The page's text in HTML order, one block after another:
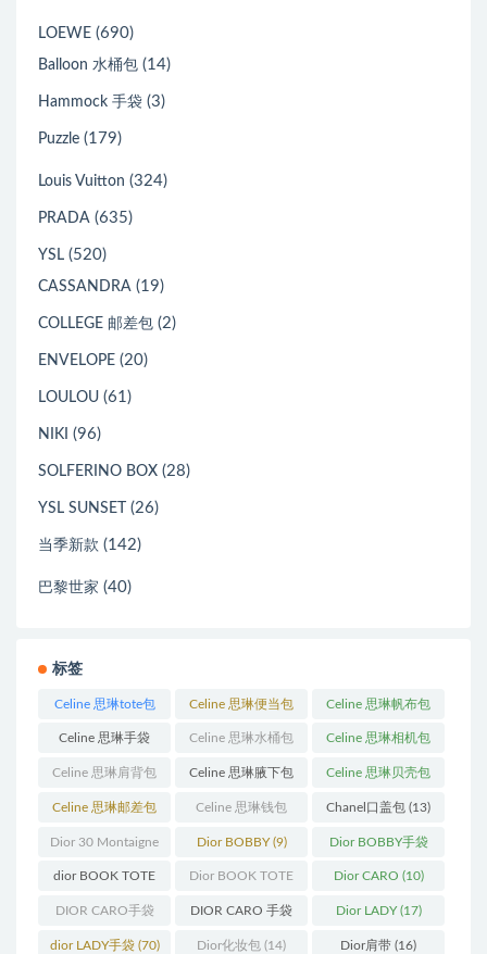
LOEWE (690)
Balloon 水桶包 (14)
Hammock 手袋 (3)
Puzzle (179)
Louis Vuitton (324)
PRADA (635)
YSL (520)
CASSANDRA (19)
COLLEGE 邮差包 (2)
ENVELOPE (20)
LOULOU (61)
NIKI (96)
SOLFERINO BOX (28)
YSL SUNSET (26)
当季新款 (142)
巴黎世家 (40)
标签
Celine 思琳tote包
(23)
Celine 思琳便当包
(14)
Celine 思琳帆布包
(18)
Celine 思琳手袋
(250)
Celine 思琳水桶包
(55)
Celine 思琳相机包
(11)
Celine 思琳肩背包
(12)
Celine 思琳腋下包
(10)
Celine 思琳贝壳包
(12)
Celine 思琳邮差包
(13)
Celine 思琳钱包
(10)
Chanel口盖包 (13)
Dior 30 Montaigne
蒙田(31)
Dior BOBBY(9) Dior BOBBY手袋
(26)
dior BOOK TOTE
(12)
Dior BOOK TOTE
手袋(163)
Dior CARO (10)
DIOR CARO手袋
(11)
DIOR CARO 手袋
(31)
Dior LADY(17)
dior LADY手袋(70) Dior化妆包 (14) Dior肩带 (16)